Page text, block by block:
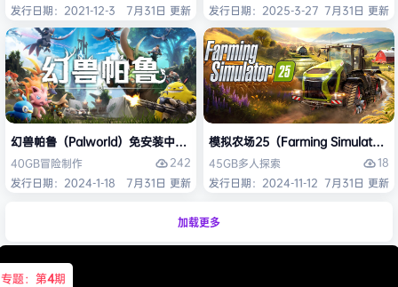
发行日期：2021-12-3
7月31日 更新
发行日期：2025-3-27 7月31日 更新
幻兽帕鲁（Palworld）免安装中文版
40GB冒险制作
242
发行日期：2024-1-18
7月31日 更新
模拟农场25（Farming Simulator
45GB多人探索
18
发行日期：2024-11-12 7月31日 更新
加载更多
专题：第4期